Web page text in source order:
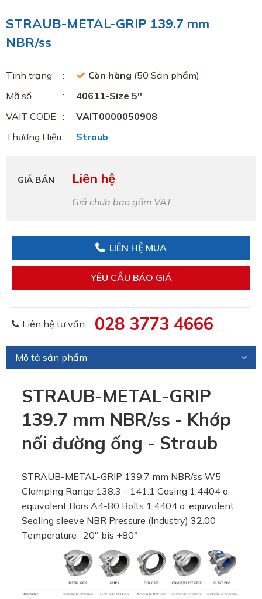
STRAUB-METAL-GRIP 139.7 mm
NBR/ss
Tình trạng Còn hàng (50 Sản phẩm)
Mã số
40611-Size 5''
VAIT CODE
VAIT0000050908
Thương Hiệu
Straub
GIÁ BÁN Liên hệ
Giá chưa bao gồm VAT.
LIÊN HỆ MUA
YÊU CẦU BÁO GIÁ
Liên hệ tư vấn : 028 3773 4666
Mô tả sản phẩm
STRAUB-METAL-GRIP
139.7 mm NBR/ss - Khớp
nối đường ống - Straub
STRAUB-METAL-GRIP 139.7 mm NBR/ss W5
Clamping Range 138.3 - 141.1 Casing 1.4404 o.
equivalent Bars A4-80 Bolts 1.4404 o. equivalent
Sealing sleeve NBR Pressure (Industry) 32.00
Temperature -20° bis +80°